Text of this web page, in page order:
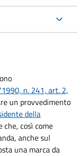
n. 241, art. 2,
un provvedimento
della
che, così come
anche sul
una marca da